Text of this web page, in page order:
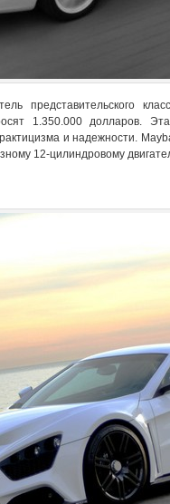
представительского
1.350.000 долларов.
и надежности.
12-цилиндровому